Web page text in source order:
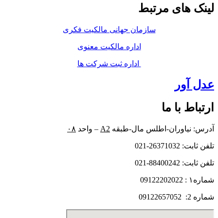
لینک های مرتبط
سازمان جهانی مالکیت فکری
اداره مالکیت معنوی
اداره ثبت شرکت ها
عدل آور
ارتباط با ما
آدرس: نیاوران-اطلس مال-طبقه A2 – واحد ۰۸
تلفن ثابت: 26371032-021
تلفن ثابت: 88400242-021
شماره۱ : 09122202022
شماره 2: 09122657052